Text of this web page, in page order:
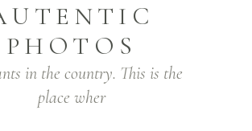
PHOTOS
in the country. This is the
place wher